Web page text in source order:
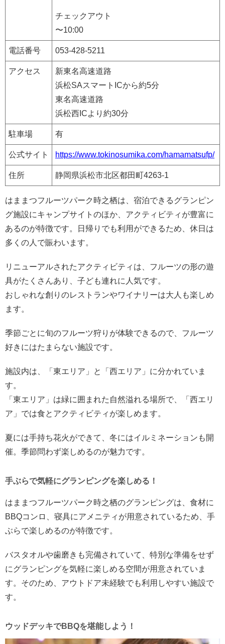
チェックアウト
〜10:00
電話番号 053-428-5211
アクセス
新東名高速道路
浜松SAスマートICから約5分
東名高速道路
浜松西ICより約30分
駐車場 有
公式サイト https://www.tokinosumika.com/hamamatsufp/
住所 静岡県浜松市北区都田町4263-1
はままつフルーツパーク時之栖は、宿泊できるグランピン
グ施設にキャンプサイトのほか、アクティビティが豊富に
あるのが特徴です。日帰りでも利用ができるため、休日は
多くの人で賑わいます。
リニューアルされたアクティビティは、フルーツの形の遊
具がたくさんあり、子ども連れに人気です。
おしゃれな創りのレストランやワイナリーは大人も楽しめ
ます。
季節ごとに旬のフルーツ狩りが体験できるので、フルーツ
好きにはたまらない施設です。
施設内は、「東エリア」と「西エリア」に分かれていま
す。
「東エリア」は緑に囲まれた自然溢れる場所で、「西エリ
ア」では食とアクティビティが楽しめます。
夏には手持ち花火ができて、冬にはイルミネーションも開
催。季節問わず楽しめるのが魅力です。
手ぶらで気軽にグランピングを楽しめる！
はままつフルーツパーク時之栖のグランピングは、食材に
BBQコンロ、寝具にアメニティが用意されているため、手
ぶらで楽しめるのが特徴です。
バスタオルや歯磨きも完備されていて、特別な準備をせず
にグランピングを気軽に楽しめる空間が用意されていま
す。そのため、アウトドア未経験でも利用しやすい施設で
す。
ウッドデッキでBBQを堪能しよう！